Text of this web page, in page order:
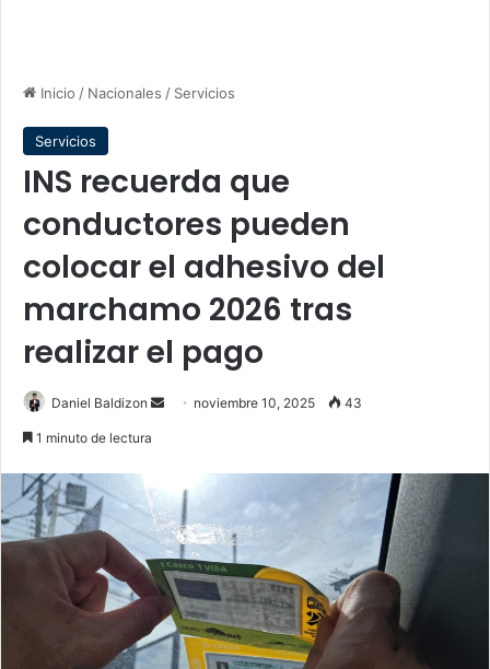
Inicio / Nacionales / Servicios
Servicios
INS recuerda que
conductores pueden
colocar el adhesivo del
marchamo 2026 tras
realizar el pago
Daniel Baldizon
Send noviembre 10, 2025 43
1 minuto de lectura